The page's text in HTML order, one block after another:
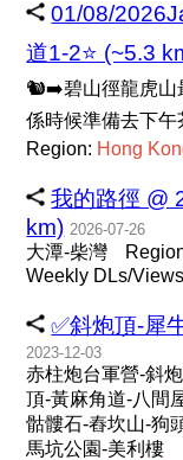
01/08/
道1-2⭐ (~5.3
🐿️➡️碧山徑龍虎山
係時候準備去下
Region: Hong
我的路徑 @
km) 2026-07-26
大潭-柴灣
Weekly DLs/
✅斜炮頂-犀
2023-12-03
赤柱炮台軍營-斜
頂-黃麻角道-八間
骷髏石-舂坎山-狗
馬坑公園-美利樓